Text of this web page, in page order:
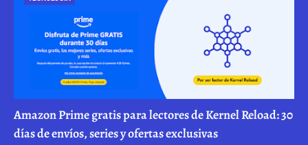
Amazon Prime gratis para lectores de Kernel Reload: 30
días de envíos, series y ofertas exclusivas